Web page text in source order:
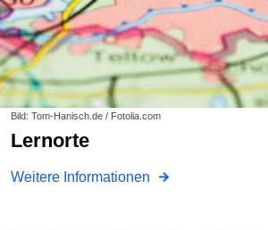
Bild: Tom-Hanisch.de / Fotolia.com
Lernorte
Weitere Informationen